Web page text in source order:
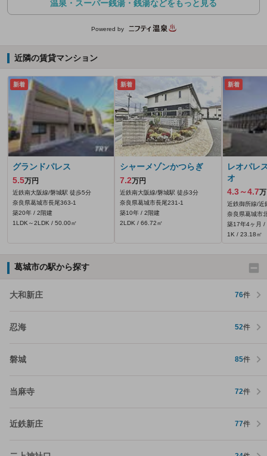
温泉・スーパー銭湯・銭湯などをもっと見る
Powered by
近隣の賃貸マンション
新着
グランドパレス
5.5万円
近鉄南大阪線/磐城駅 徒歩5分
奈良県葛城市長尾363‐1
築20年 / 2階建
1LDK～2LDK / 50.00㎡
新着
シャーメゾンかつらぎ
7.2万円
近鉄南大阪線/磐城駅 徒歩3分
奈良県葛城市長尾231‐1
築10年 / 2階建
2LDK / 66.72㎡
新着
レオパレ
オ
4.3～4.7
近鉄御所線/近
奈良県葛城市
築17年4ヶ月 /
1K / 23.18㎡
葛城市の駅から探す
大和新庄 76件
忍海 52件
磐城 85件
当麻寺 72件
近鉄新庄 77件